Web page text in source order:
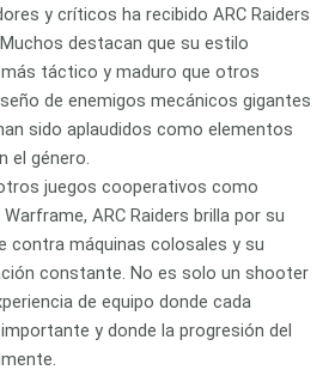
y críticos ha recibido ARC Raiders
destacan que su estilo
táctico y maduro que otros
de enemigos mecánicos gigantes
sido aplaudidos como elementos
el género.
juegos cooperativos como
ARC Raiders brilla por su
contra máquinas colosales y su
constante. No es solo un shooter
de equipo donde cada
y donde la progresión del